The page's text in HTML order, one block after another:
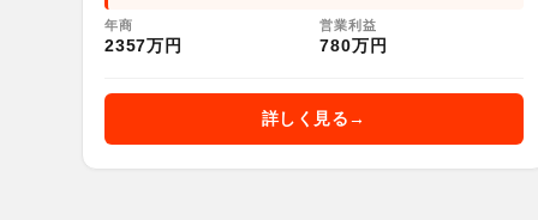
年商
2357万円
営業利益
780万円
詳しく見る